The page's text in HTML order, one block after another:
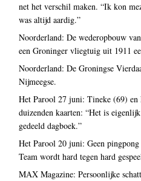
net het verschil maken. “Ik kon
was altijd aardig.”
Noorderland: De wederopbouw
een Groninger vliegtuig uit 1911
Noorderland: De Groningse
Nijmeegse.
Het Parool 27 juni: Tineke (69) en
duizenden kaarten: “Het is
gedeeld dagboek.”
Het Parool 20 juni: Geen
Team wordt hard tegen hard
MAX Magazine: Persoonlijke